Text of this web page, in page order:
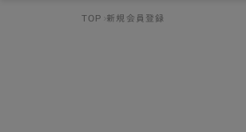
TOP 新規会員登録